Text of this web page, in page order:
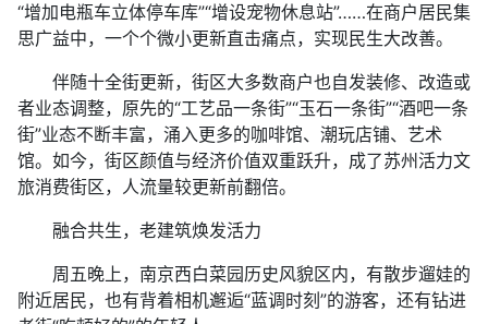
“增加电瓶车立体停车库”“增设宠物休息站”……在商户居民集
思广益中，一个个微小更新直击痛点，实现民生大改善。
伴随十全街更新，街区大多数商户也自发装修、改造或
者业态调整，原先的“工艺品一条街”“玉石一条街”“酒吧一条
街”业态不断丰富，涌入更多的咖啡馆、潮玩店铺、艺术
馆。如今，街区颜值与经济价值双重跃升，成了苏州活力文
旅消费街区，人流量较更新前翻倍。
融合共生，老建筑焕发活力
周五晚上，南京西白菜园历史风貌区内，有散步遛娃的
附近居民，也有背着相机邂逅“蓝调时刻”的游客，还有钻进